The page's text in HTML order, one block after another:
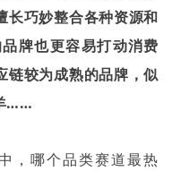
长巧妙整合各种资源和
牌也更容易打动消费
链较为成熟的品牌，似
……
，哪个品类赛道最热